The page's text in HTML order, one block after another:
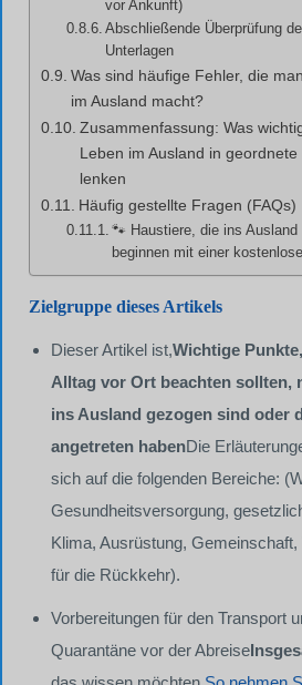
vor Ankunft)
Abschließende Überprüfung
Unterlagen
Was sind häufige Fehler, die
im Ausland macht?
Zusammenfassung: Was
Leben im Ausland in geordnete
lenken
Häufig gestellte Fragen (FAQs)
🐾 Haustiere, die ins Ausland
beginnen mit einer
Zielgruppe dieses Artikels
Dieser Artikel ist,Wichtige
Alltag vor Ort beachten sollten,
ins Ausland gezogen sind oder
angetreten habenDie
sich auf die folgenden Bereiche:
Gesundheitsversorgung,
Klima, Ausrüstung, Gemeinschaft,
für die Rückkehr).
Vorbereitungen für den Transport
Quarantäne vor der Abreise